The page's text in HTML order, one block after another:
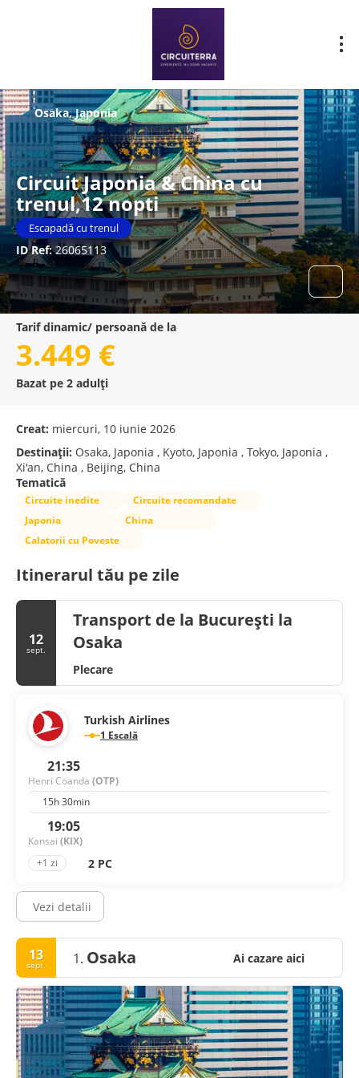
Circuit Japonia & China cu
trenul,12 nopti
Escapadă cu trenul
ID Ref:26065113
Osaka, Japonia
Tarif dinamic/ persoană de la
3.449 €
Bazat pe 2 adulți
Creat: miercuri, 10 iunie 2026
Destinații: Osaka, Japonia , Kyoto, Japonia , Tokyo, Japonia ,
Xi'an, China , Beijing, China
Tematică
Circuite inedite
Circuite recomandate
Japonia
China
Calatorii cu Poveste
Itinerarul tău pe zile
12
sept.
Transport de la București la
Osaka
Plecare
Turkish Airlines
1 Escală
21:35
Henri Coanda (OTP)
15h 30min
19:05
Kansai (KIX)
+1 zi
2 PC
Vezi detalii
13
sept. 1. Osaka Ai cazare aici